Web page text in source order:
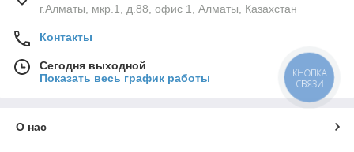
г.Алматы, мкр.1, д.88, офис 1, Алматы, Казахстан
Контакты
Сегодня выходной
Показать весь график работы
О нас
КНОПКА
СВЯЗИ